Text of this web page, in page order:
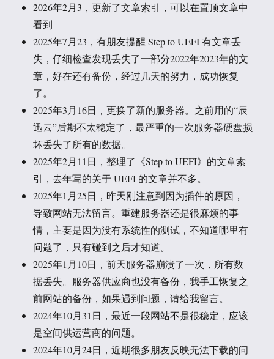
2026年2月3，更新了文章索引，可以在置顶文章中
看到
2025年7月23，有朋友提醒 Step to UEFI 有文章丢
失，仔细检查发现丢失了一部分2022年2023年的文
章，好在还有备份，经过几天的努力，成功恢复
了。
2025年3月16日，更换了新的服务器。之前用的“辰
迅云”后期不太稳定了，最严重的一次服务器硬盘损
坏丢失了所有的数据。
2025年2月11日，整理了《Step to UEFI》的文章索
引，去年写的关于 UEFI 的文章并不多。
2025年1月25日，昨天刚注意到因为插件的原因，
导致网站无法留言。重建服务器还是很麻烦的事
情，主要是因为没有系统性的测试，不知道哪里有
问题了，只有碰到之后才知道。
2025年1月10日，前天服务器崩溃了一次，所有数
据丢失。服务器供应商也没有备份，我手工恢复之
前网站的备份，如果遇到问题，请给我留言。
2024年10月31日，最近一段网站不是很稳定，应该
是空间供运营商的问题。
2024年10月24日，近期很多朋友反映无法下载的问